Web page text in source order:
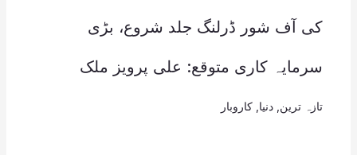
کی آف شور ڈرلنگ جلد شروع، بڑی
سرمایہ کاری متوقع: علی پرویز ملک
تازہ ترین دنیا کاروبار